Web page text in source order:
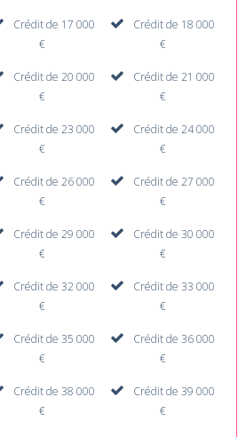
Crédit de 17 000
€
Crédit de 18 000
€
Crédit de 20 000
€
Crédit de 21 000
€
Crédit de 23 000
€
Crédit de 24 000
€
Crédit de 26 000
€
Crédit de 27 000
€
Crédit de 29 000
€
Crédit de 30 000
€
Crédit de 32 000
€
Crédit de 33 000
€
Crédit de 35 000
€
Crédit de 36 000
€
Crédit de 38 000
€
Crédit de 39 000
€